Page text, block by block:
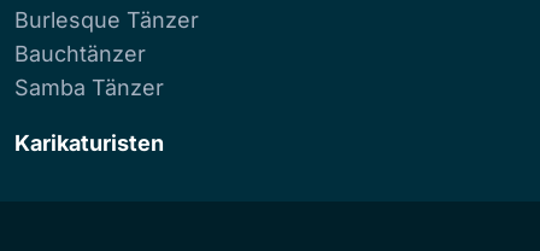
Burlesque Tänzer
Bauchtänzer
Samba Tänzer
Karikaturisten